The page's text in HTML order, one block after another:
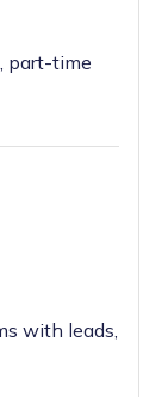
part-time
with leads,